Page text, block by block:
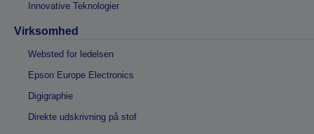
Innovative Teknologier
Virksomhed
Websted for ledelsen
Epson Europe Electronics
Digigraphie
Direkte udskrivning på stof